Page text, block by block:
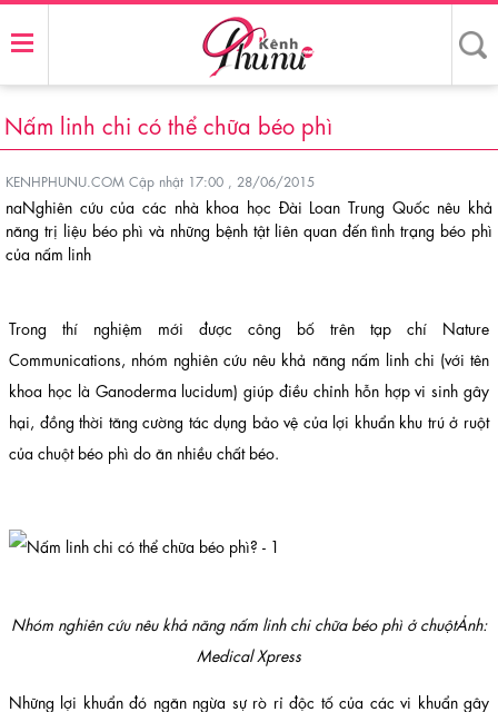
Nấm linh chi có thể chữa béo phì
KENHPHUNU.COM Cập nhật 17:00 , 28/06/2015
naNghiên cứu của các nhà khoa học Đài Loan Trung Quốc nêu khả
năng trị liệu béo phì và những bệnh tật liên quan đến tình trạng béo phì
của nấm linh
Trong thí nghiệm mới được công bố trên tạp chí Nature
Communications, nhóm nghiên cứu nêu khả năng nấm linh chi (với tên
khoa học là Ganoderma lucidum) giúp điều chỉnh hỗn hợp vi sinh gây
hại, đồng thời tăng cường tác dụng bảo vệ của lợi khuẩn khu trú ở ruột
của chuột béo phì do ăn nhiều chất béo.
Nhóm nghiên cứu nêu khả năng nấm linh chi chữa béo phì ở chuộtẢnh:
Medical Xpress
Những lợi khuẩn đó ngăn ngừa sự rò rỉ độc tố của các vi khuẩn gây